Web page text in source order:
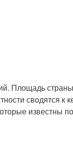
Площадь
сводятся к
известны